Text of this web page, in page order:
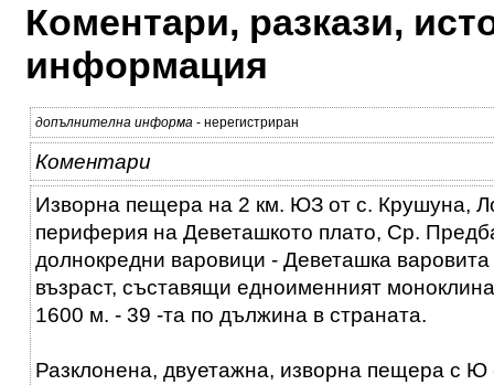
Коментари, разкази,
информация
допълнителна информа - нерегистриран
Коментари
Изворна пещера на 2 км. ЮЗ от с. Крушуна,
периферия на Деветашкото плато, Ср.
долнокредни варовици - Деветашка варовита
възраст, съставящи едноименният
1600 м. - 39 -та по дължина в страната.
Разклонена, двуетажна, изворна пещера с